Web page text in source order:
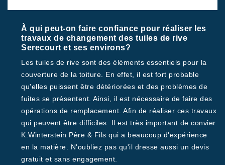
À qui peut-on faire confiance pour réaliser les
travaux de changement des tuiles de rive
Serecourt et ses environs?
Les tuiles de rive sont des éléments essentiels pour la
couverture de la toiture. En effet, il est fort probable
qu'elles puissent être détériorées et des problèmes de
fuites se présentent. Ainsi, il est nécessaire de faire des
opérations de remplacement. Afin de réaliser ces travaux
qui peuvent être difficiles. Il est très important de convier
K.Winterstein Père & Fils qui a beaucoup d'expérience
en la matière. N'oubliez pas qu'il dresse aussi un devis
gratuit et sans engagement.